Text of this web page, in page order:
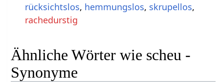
rücksichtslos, hemmungslos, skrupellos,
rachedurstig
Ähnliche Wörter wie scheu -
Synonyme